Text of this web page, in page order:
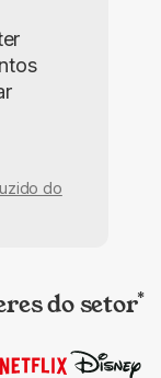
do
do setor*